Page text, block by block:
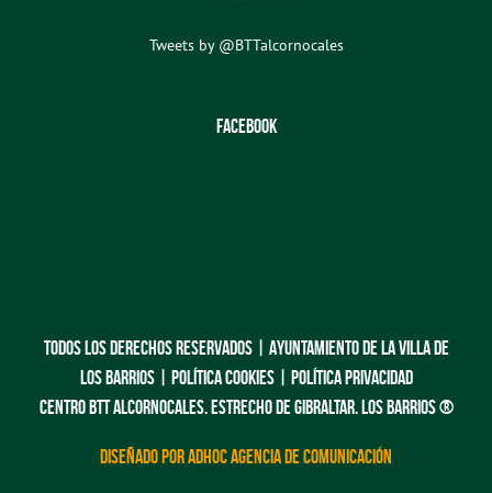
Tweets by @BTTalcornocales
FACEBOOK
TODOS LOS DERECHOS RESERVADOS | AYUNTAMIENTO DE LA VILLA DE
LOS BARRIOS| POLÍTICA COOKIES|
POLÍTICA PRIVACIDAD
CENTRO BTT ALCORNOCALES. ESTRECHO DE GIBRALTAR. LOS BARRIOS ®
DISEÑADO POR ADHOC AGENCIA DE COMUNICACIÓN